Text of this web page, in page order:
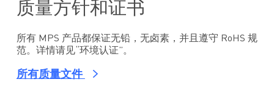
质量方针和证书
所有 MPS 产品都保证无铅，无卤素，并且遵守 RoHS 规
范。详情请见“环境认证”。
所有质量文件